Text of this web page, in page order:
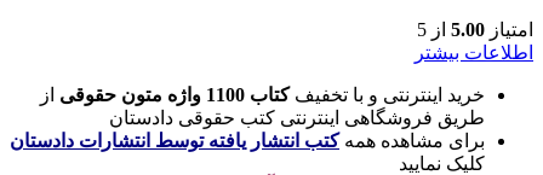
امتیاز 5.00 از 5
اطلاعات بیشتر
خرید اینترنتی و با تخفیفکتاب 1100 واژه متون حقوقی
از
طریق فروشگاهی اینترنتی کتب حقوقی دادستان
برای مشاهده همهکتب انتشار یافته توسط انتشارات دادستان
کلیک نمایید